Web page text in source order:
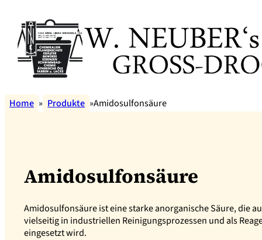
Home Produkte Amidosulfonsäure
Amidosulfonsäure
Amidosulfonsäure ist eine starke anorganische Säure, die
vielseitig in industriellen Reinigungsprozessen und als
eingesetzt wird.